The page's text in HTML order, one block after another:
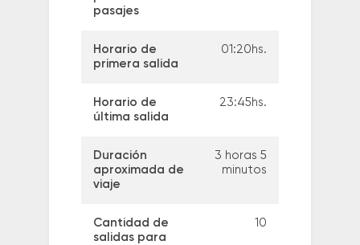
pasajes
Horario de
primera salida
01:20hs.
Horario de
última salida
23:45hs.
Duración
aproximada de
viaje
3 horas 5
minutos
Cantidad de
salidas para
10